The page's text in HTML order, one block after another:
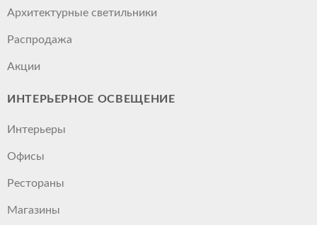
Архитектурные светильники
Распродажа
Акции
ИНТЕРЬЕРНОЕ ОСВЕЩЕНИЕ
Интерьеры
Офисы
Рестораны
Магазины